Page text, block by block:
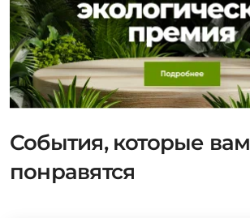
События, которые вам
понравятся